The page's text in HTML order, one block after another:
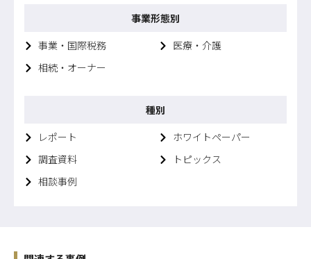
事業形態別
事業・国際税務
医療・介護
相続・オーナー
種別
レポート
ホワイトペーパー
調査資料
トピックス
相談事例